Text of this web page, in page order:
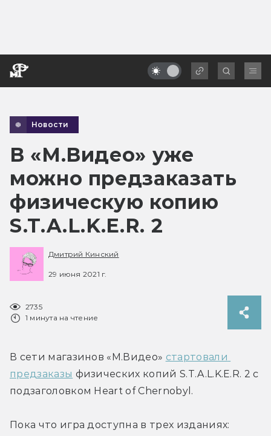
Новости
В «М.Видео» уже
можно предзаказать
физическую копию
S.T.A.L.K.E.R. 2
Дмитрий Кинский
29 июня 2021 г.
2735
1 минута на чтение
В сети магазинов «М.Видео» стартовали
предзаказы физических копий S.T.A.L.K.E.R. 2 с
подзаголовком Heart of Chernobyl.
Пока что игра доступна в трех изданиях: